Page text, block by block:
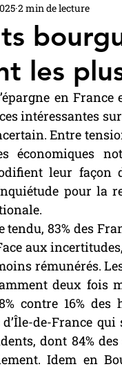
Le Dossier Analyse
les
2 min de lecture
en
intéressantes
Entre
économiques
leur façon
pour la
83% des
aux
rémunérés.
deux fois
contre 16%
de-France
dont 84%
Idem en